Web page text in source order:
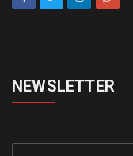
NEWSLETTER